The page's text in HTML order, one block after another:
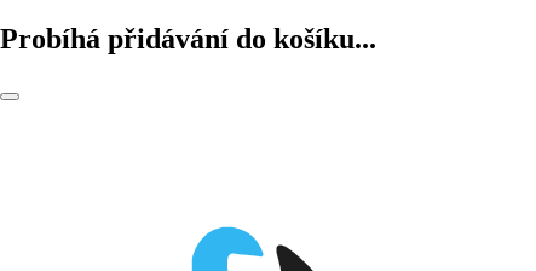
Probíhá přidávání do košíku...